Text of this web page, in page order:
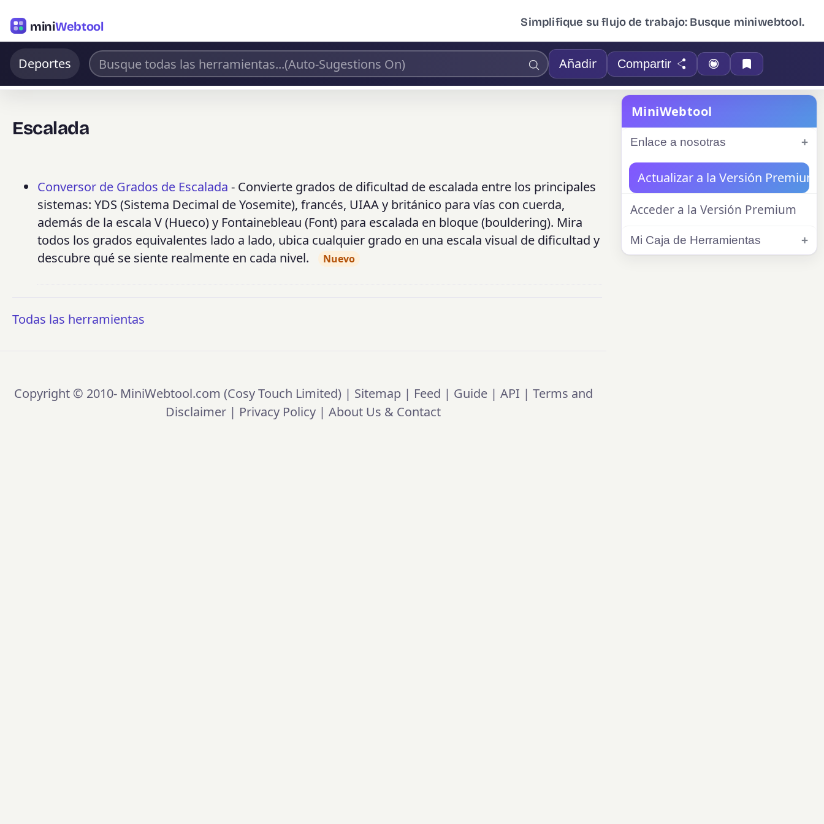
miniWebtool Simplifique su flujo de trabajo: Busque miniwebtool.
Deportes Añadir Compartir
Escalada
Conversor de Grados de Escalada - Convierte grados de dificultad de escalada entre los principales
sistemas: YDS (Sistema Decimal de Yosemite), francés, UIAA y británico para vías con cuerda,
además de la escala V (Hueco) y Fontainebleau (Font) para escalada en bloque (bouldering). Mira
todos los grados equivalentes lado a lado, ubica cualquier grado en una escala visual de dificultad y
descubre qué se siente realmente en cada nivel.
Nuevo
Todas las herramientas
MiniWebtool
Enlace a nosotras
Actualizar a la Versión Premium
Acceder a la Versión Premium
Mi Caja de Herramientas
Copyright © 2010-MiniWebtool.com (Cosy Touch Limited) | Sitemap| Feed | Guide| API | Terms and
Disclaimer | Privacy Policy | About Us & Contact